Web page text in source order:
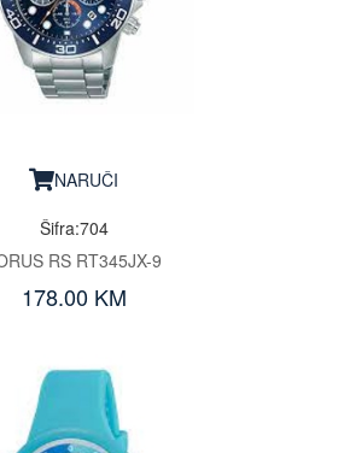
NARUČI
Šifra:704
RS RT345JX-9
178.00 KM